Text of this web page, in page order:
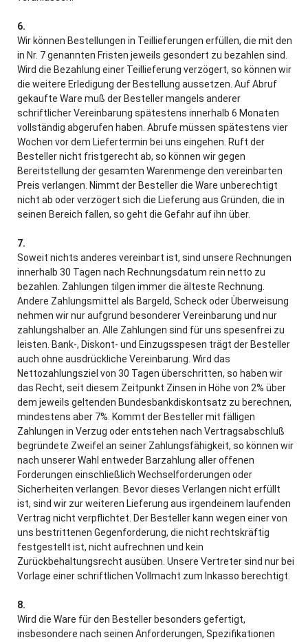
6.
Wir können Bestellungen in Teillieferungen erfüllen, die mit den
in Nr. 7 genannten Fristen jeweils gesondert zu bezahlen sind.
Wird die Bezahlung einer Teillieferung verzögert, so können wir
die weitere Erledigung der Bestellung aussetzen. Auf Abruf
gekaufte Ware muß der Besteller mangels anderer
schriftlicher Vereinbarung spätestens innerhalb 6 Monaten
vollständig abgerufen haben. Abrufe müssen spätestens vier
Wochen vor dem Liefertermin bei uns eingehen. Ruft der
Besteller nicht fristgerecht ab, so können wir gegen
Bereitstellung der gesamten Warenmenge den vereinbarten
Preis verlangen. Nimmt der Besteller die Ware unberechtigt
nicht ab oder verzögert sich die Lieferung aus Gründen, die in
seinen Bereich fallen, so geht die Gefahr auf ihn über.
7.
Soweit nichts anderes vereinbart ist, sind unsere Rechnungen
innerhalb 30 Tagen nach Rechnungsdatum rein netto zu
bezahlen. Zahlungen tilgen immer die älteste Rechnung.
Andere Zahlungsmittel als Bargeld, Scheck oder Überweisung
nehmen wir nur aufgrund besonderer Vereinbarung und nur
zahlungshalber an. Alle Zahlungen sind für uns spesenfrei zu
leisten. Bank-, Diskont- und Einzugsspesen trägt der Besteller
auch ohne ausdrückliche Vereinbarung. Wird das
Nettozahlungsziel von 30 Tagen überschritten, so haben wir
das Recht, seit diesem Zeitpunkt Zinsen in Höhe von 2% über
dem jeweils geltenden Bundesbankdiskontsatz zu berechnen,
mindestens aber 7%. Kommt der Besteller mit fälligen
Zahlungen in Verzug oder entstehen nach Vertragsabschluß
begründete Zweifel an seiner Zahlungsfähigkeit, so können wir
nach unserer Wahl entweder Barzahlung aller offenen
Forderungen einschließlich Wechselforderungen oder
Sicherheiten verlangen. Bevor dieses Verlangen nicht erfüllt
ist, sind wir zur weiteren Lieferung aus irgendeinem laufenden
Vertrag nicht verpflichtet. Der Besteller kann wegen einer von
uns bestrittenen Gegenforderung, die nicht rechtskräftig
festgestellt ist, nicht aufrechnen und kein
Zurückbehaltungsrecht ausüben. Unsere Vertreter sind nur bei
Vorlage einer schriftlichen Vollmacht zum Inkasso berechtigt.
8.
Wird die Ware für den Besteller besonders gefertigt,
insbesondere nach seinen Anforderungen, Spezifikationen